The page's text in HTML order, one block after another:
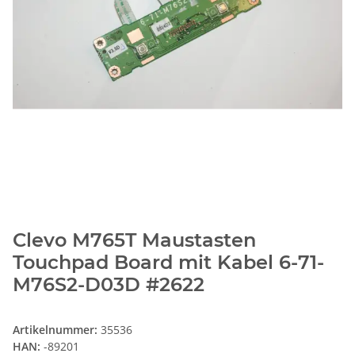
Clevo M765T Maustasten
Touchpad Board mit Kabel 6-71-
M76S2-D03D #2622
Artikelnummer: 35536
HAN: -89201